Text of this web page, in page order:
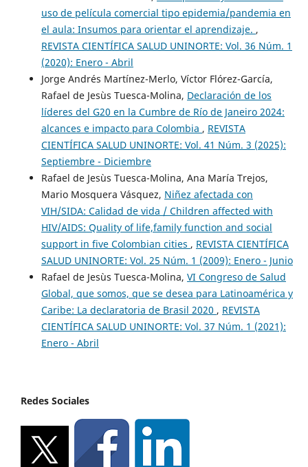
uso de película comercial tipo epidemia/pandemia en
el aula: Insumos para orientar el aprendizaje. ,
REVISTA CIENTÍFICA SALUD UNINORTE: Vol. 36 Núm. 1
(2020): Enero - Abril
Jorge Andrés Martínez-Merlo, Víctor Flórez-García,
Rafael de Jesùs Tuesca-Molina, Declaración de los
líderes del G20 en la Cumbre de Río de Janeiro 2024:
alcances e impacto para Colombia , REVISTA
CIENTÍFICA SALUD UNINORTE: Vol. 41 Núm. 3 (2025):
Septiembre - Diciembre
Rafael de Jesùs Tuesca-Molina, Ana María Trejos,
Mario Mosquera Vásquez, Niñez afectada con
VIH/SIDA: Calidad de vida / Children affected with
HIV/AIDS: Quality of life,family function and social
support in five Colombian cities , REVISTA CIENTÍFICA
SALUD UNINORTE: Vol. 25 Núm. 1 (2009): Enero - Junio
Rafael de Jesùs Tuesca-Molina, VI Congreso de Salud
Global, que somos, que se desea para Latinoamérica y
Caribe: La declaratoria de Brasil 2020 , REVISTA
CIENTÍFICA SALUD UNINORTE: Vol. 37 Núm. 1 (2021):
Enero - Abril
Redes Sociales